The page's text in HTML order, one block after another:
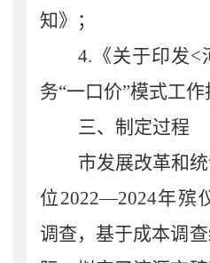
知》；
4.《关于印发<
务“一口价”模式工作
三、制定过程
市发展改革和
位2022—2024年殡
调查，基于成本调